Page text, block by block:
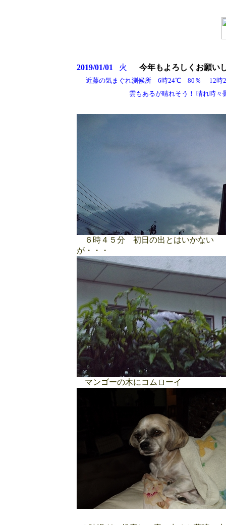
2019/01/01 火 今年もよろしくお願い
近藤の気まぐれ測候所 6時24℃ 80％
雲もあるが晴れそう！ 晴れ時々曇り
６時４５分 初日の出とはいかない
が・・・
マンゴーの木にコムローイ